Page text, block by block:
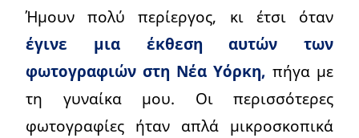
Ήμουν πολύ περίεργος, κι έτσι όταν
έγινε μια έκθεση αυτών των
φωτογραφιών στη Νέα Υόρκη, πήγα με
τη γυναίκα μου. Οι περισσότερες
φωτογραφίες ήταν απλά μικροσκοπικά